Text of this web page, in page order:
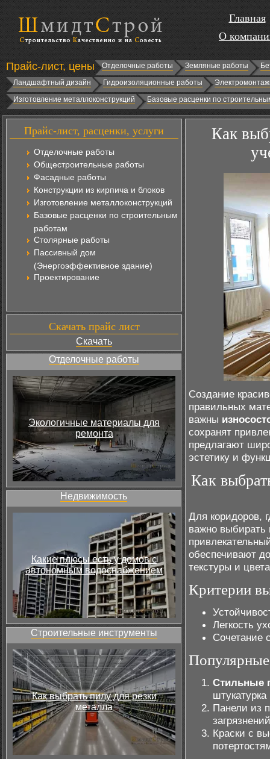
Главная
О
Прайс-лист, цены Отделочные работы Земляные работы
Ландшафтный дизайн
Гидроизоляционные работы
Изготовление металлоконструкций
Базовые расценки по
Прайс-лист, расценки, услуги
Отделочные работы
Общестроительные работы
Фасадные работы
Конструкции из кирпича и блоков
Изготовление металлоконструкций
Базовые расценки по строительным
работам
Столярные работы
Пассивный дом
(Энергоэффективное здание)
Проектирование
Скачать прайс лист
Скачать
Отделочные работы
Экологичные материалы для
ремонта
Недвижимость
Какие плюсы есть у домов с
автономным водоснабжением
Строительные инструменты
Как выбрать пилу для резки
металла
Как
Создание
правильных
важны
сохранят
предлагают
эстетику и
Как
Для коридоров,
важно выбирать
обеспечивают
текстуры и
Критерии
Легкость
Сочетание
Стильные
штукатурка
Панели из
загрязнений
Краски с